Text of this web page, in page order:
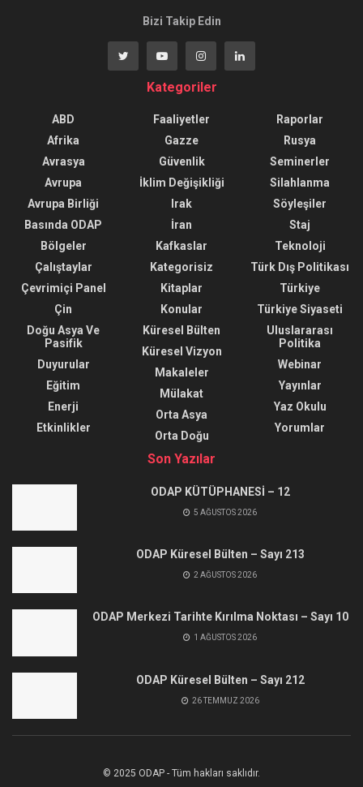
Bizi Takip Edin
Kategoriler
ABD
Afrika
Avrasya
Avrupa
Avrupa Birliği
Basında ODAP
Bölgeler
Çalıştaylar
Çevrimiçi Panel
Çin
Doğu Asya Ve
Pasifik
Duyurular
Eğitim
Enerji
Etkinlikler
Faaliyetler
Gazze
Güvenlik
İklim Değişikliği
Irak
İran
Kafkaslar
Kategorisiz
Kitaplar
Konular
Küresel Bülten
Küresel Vizyon
Makaleler
Mülakat
Orta Asya
Orta Doğu
Raporlar
Rusya
Seminerler
Silahlanma
Söyleşiler
Staj
Teknoloji
Türk Dış Politikası
Türkiye
Türkiye Siyaseti
Uluslararası
Politika
Webinar
Yayınlar
Yaz Okulu
Yorumlar
Son Yazılar
ODAP KÜTÜPHANESİ – 12
5 AĞUSTOS 2026
ODAP Küresel Bülten – Sayı 213
2 AĞUSTOS 2026
ODAP Merkezi Tarihte Kırılma Noktası – Sayı 10
1 AĞUSTOS 2026
ODAP Küresel Bülten – Sayı 212
26 TEMMUZ 2026
© 2025 ODAP - Tüm hakları saklıdır.